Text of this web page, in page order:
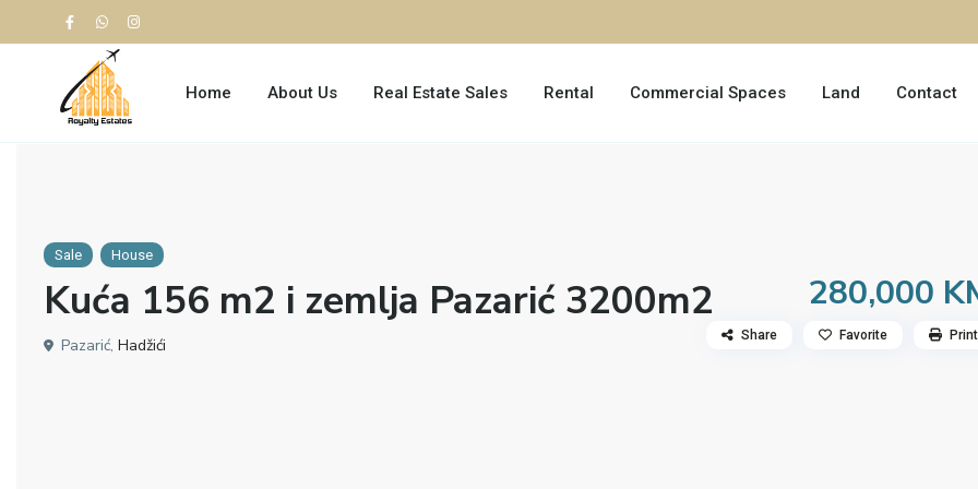
Home About Us Real Estate Sales Rental Commercial Spaces Land Contact
Sale House
Kuća 156 m2 i zemlja Pazarić 3200m2 280,000
Pazarić,Hadžići Share Favorite Print
13 14